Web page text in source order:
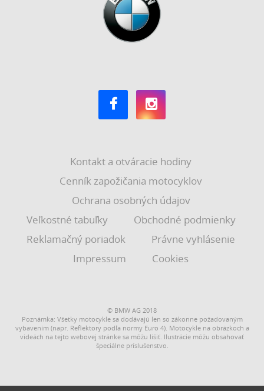
Kontakt a otváracie hodiny
Cenník zapožičania motocyklov
Ochrana osobných údajov
Veľkostné tabuľky
Obchodné podmienky
Reklamačný poriadok
Právne vyhlásenie
Impressum
Cookies
© BMW AG 2018
Poznámka: Všetky motocykle sa dodávajú len so zákonne požadovaným
vybavením (napr. Reflektory podľa normy Euro 4). Motocykle na obrázkoch a
videách na tejto webovej stránke sa môžu líšiť. Ilustrácie môžu obsahovať
špeciálne príslušenstvo.